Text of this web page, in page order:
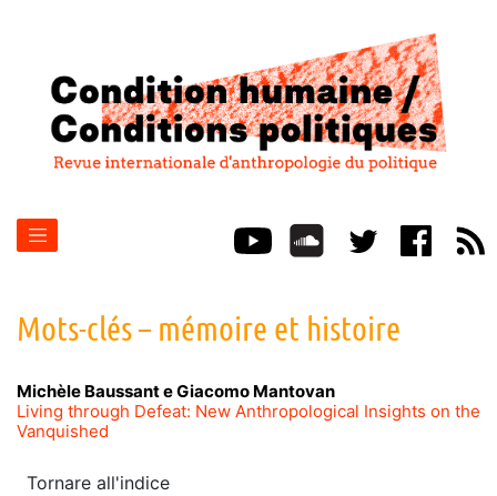
Mots-clés – mémoire et histoire
Michèle BaussanteGiacomo Mantovan
Living through Defeat: New Anthropological Insights on the
Vanquished
Tornare all'indice